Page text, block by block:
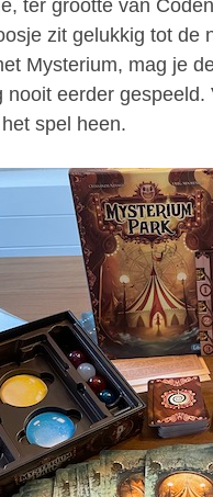
ter grootte van
zit gelukkig tot de
Mysterium, mag je
nooit eerder
spel heen.